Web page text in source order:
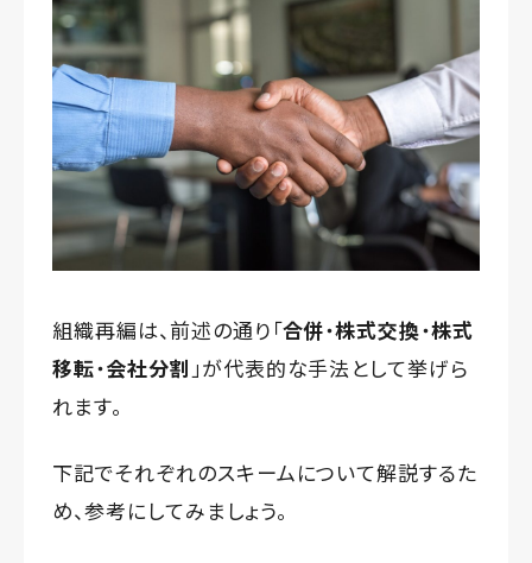
組織再編は、前述の通り「合併・株式交換・株式
移転・会社分割 」が代表的な手法として挙げら
れます。
下記でそれぞれのスキームについて解説するた
め、参考にしてみましょう。